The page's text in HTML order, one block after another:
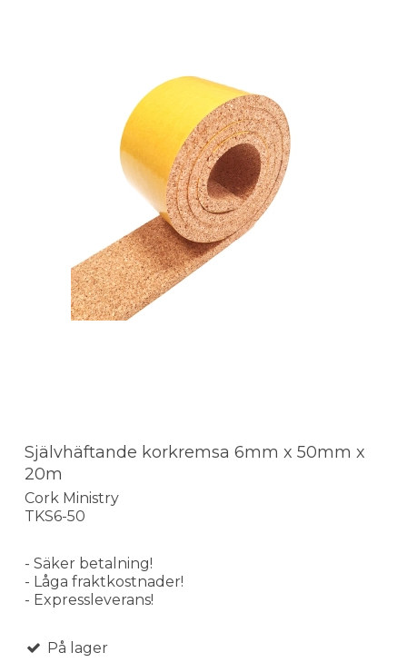
Självhäftande korkremsa 6mm x 50mm x
20m
Cork Ministry
TKS6-50
- Säker betalning!
- Låga fraktkostnader!
- Expressleverans!
På lager